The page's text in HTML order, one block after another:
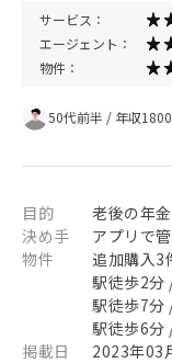
サービス：
エージェント：
物件：
50代前半 / 年収
目的
老後の年
決め手
アプリで
物件
追加購入3
駅徒歩2分
駅徒歩7分
駅徒歩6分
掲載日
2023年03